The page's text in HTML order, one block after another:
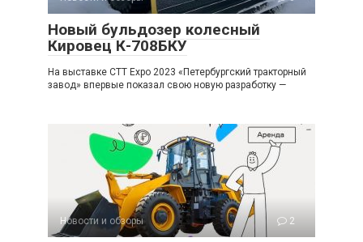
Новый бульдозер колесный
Кировец К-708БКУ
На выставке CTT Expo 2023 «Петербургский тракторный
завод» впервые показал свою новую разработку —
Новости и обзоры 2